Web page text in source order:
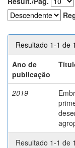
Resultado 1-1 de
Ano de
publicação
2019
Resultado 1-1 de